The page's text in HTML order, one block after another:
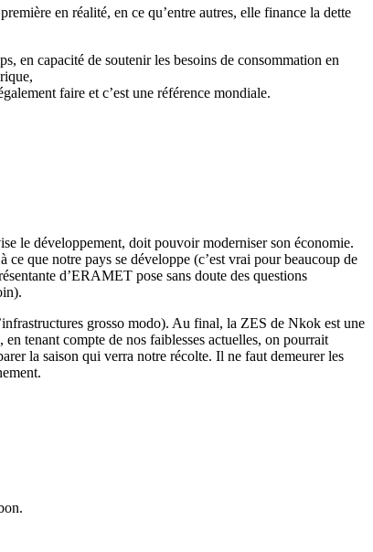
en réalité, en ce qu’entre autres, elle finance la dette
en capacité de soutenir les besoins de consommation en
faire et c’est une référence mondiale.
le développement, doit pouvoir moderniser son économie.
que notre pays se développe (c’est vrai pour beaucoup de
d’ERAMET pose sans doute des questions
grosso modo). Au final, la ZES de Nkok est une
tenant compte de nos faiblesses actuelles, on pourrait
la saison qui verra notre récolte. Il ne faut demeurer les